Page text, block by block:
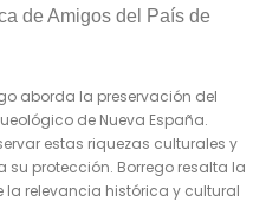
de Amigos del País de
aborda la preservación del
de Nueva España.
estas riquezas culturales y
su protección. Borrego resalta la
relevancia histórica y cultural